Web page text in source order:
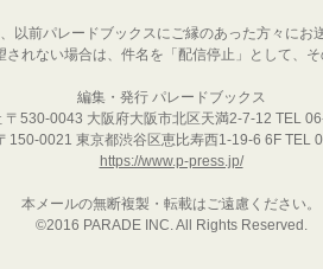
以前パレードブックスにご縁のあった方々にお
されない場合は、件名を「配信停止」として、
編集・発行 パレードブックス
〒530-0043 大阪府大阪市北区天満2-7-12 TEL
150-0021 東京都渋谷区恵比寿西1-19-6 6F TEL
https://www.p-press.jp/
本メールの無断複製・転載はご遠慮ください。
©2016 PARADE INC. All Rights Reserved.